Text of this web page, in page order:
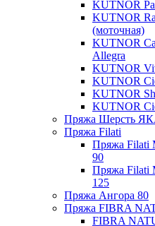
KUTNOR
KUTNOR
(моточная)
KUTNOR
Allegra
KUTNOR
KUTNOR
KUTNOR
KUTNOR
Пряжа Шерсть
Пряжа Filati
Пряжа Filati
90
Пряжа Filati
125
Пряжа Ангора 80
Пряжа FIBRA
FIBRA